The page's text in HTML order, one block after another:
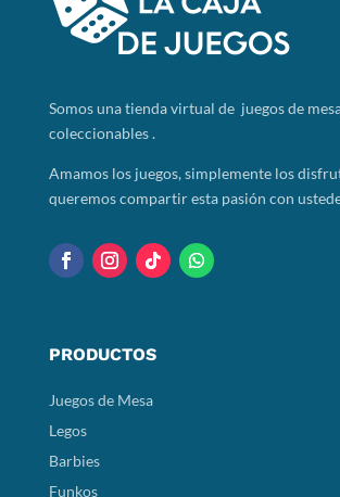
Somosuna tienda virtual de juegos de
coleccionables .
Amamos los juegos, simplemente los
queremos compartir esta pasión con
PRODUCTOS
Juegos de Mesa
Legos
Barbies
Funkos